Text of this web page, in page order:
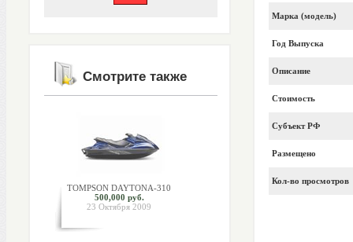
Смотрите также
TOMPSON DAYTONA-310
500,000 руб.
23 Октября 2009
Марка (модель)
Год Выпуска
Описание
Стоимость
Субъект РФ
Размещено
Кол-во просмотров